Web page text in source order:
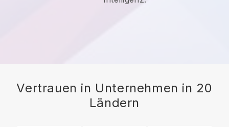
Vertrauen in Unternehmen in 20
Ländern